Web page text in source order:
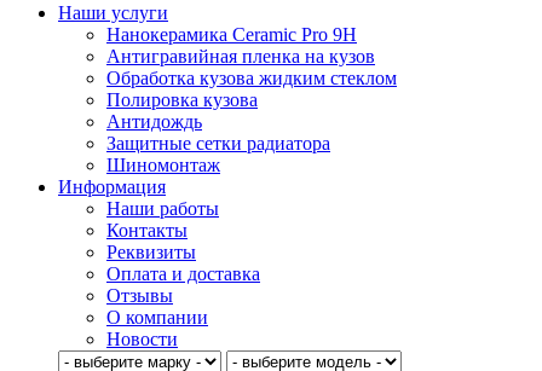
Наши услуги
Нанокерамика Ceramic Pro 9H
Антигравийная пленка на кузов
Обработка кузова жидким стеклом
Полировка кузова
Антидождь
Защитные сетки радиатора
Шиномонтаж
Информация
Наши работы
Контакты
Реквизиты
Оплата и доставка
Отзывы
О компании
Новости